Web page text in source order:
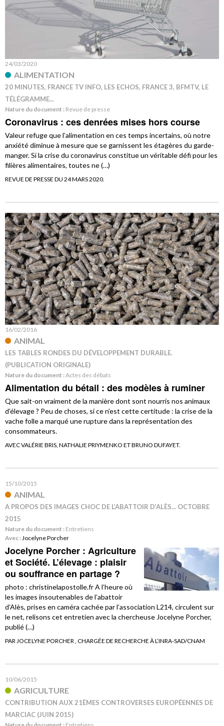
24/03/2020
ALIMENTATION
20 MINUTES, FRANCE TV INFO, LES ECHOS, FRANCE 3, BFMTV, LE
TÉLÉGRAMME...
Nature du document : Revue de presse
Coronavirus : ces denrées mises hors course
Valeur refuge que l’alimentation en ces temps incertains, où notre
anxiété diminue à mesure que se garnissent les étagères du garde-
manger. Si la crise du coronavirus constitue un véritable défi pour les
filières alimentaires, toutes ne (…)
REVUE DE PRESSE DU 24 MARS 2020.
16/02/2016
ANIMAL
LES TABLES RONDES DU DÉVELOPPEMENT DURABLE.
(PUBLICATION ORIGINALE)
Nature du document :Actes des débats
Alimentation du bétail : des modèles à ruminer
Que sait-on vraiment de la manière dont sont nourris nos animaux
d’élevage ? Peu de choses, si ce n’est cette certitude : la crise de la
vache folle a marqué une rupture dans la représentation des
consommateurs.
AVEC VALÉRIE BRIS, NATHALIE PRIYMENKO ET BRUNO DUFAYET.
15/10/2015
ANIMAL
A PROPOS DES IMAGES CHOC DE L’ABATTOIR D’ALÈS... OCTOBRE
2015
Nature du document : Entretiens
Avec :Jocelyne Porcher
Jocelyne Porcher : Agriculture
et Société. L’élevage : plaisir
ou souffrance en partage ?
photo : christinelapostolle.fr A l’heure où
les images insoutenables de l’abattoir
d’Alès, prises en caméra cachée par l’association L214, circulent sur
le net, relisons cet entretien avec la chercheuse Jocelyne Porcher,
publié (…)
PAR JOCELYNE PORCHER , CHARGÉE DE RECHERCHE À L’INRA-SAD/CNAM
10/06/2015
AGRICULTURE
CONTRIBUTION AUX 21ÈMES CONTROVERSES EUROPÉENNES DE
MARCIAC (JUIN 2015)